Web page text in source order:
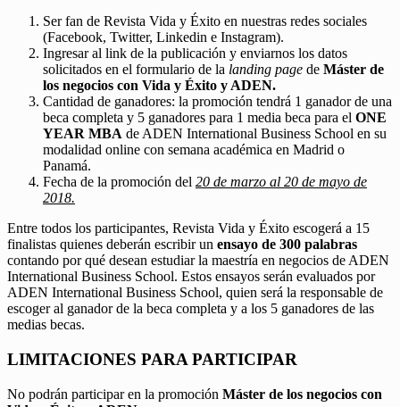
Ser fan de Revista Vida y Éxito en nuestras redes sociales
(Facebook, Twitter, Linkedin e Instagram).
Ingresar al link de la publicación y enviarnos los datos
solicitados en el formulario de la landing page de Máster de
los negocios con Vida y Éxito y ADEN.
Cantidad de ganadores: la promoción tendrá 1 ganador de una
beca completa y 5 ganadores para 1 media beca para el ONE
YEAR MBA de ADEN International Business School en su
modalidad online con semana académica en Madrid o
Panamá.
Fecha de la promoción del 20 de marzo al 20 de mayo de
2018.
Entre todos los participantes, Revista Vida y Éxito escogerá a 15
finalistas quienes deberán escribir un ensayo de 300 palabras
contando por qué desean estudiar la maestría en negocios de ADEN
International Business School. Estos ensayos serán evaluados por
ADEN International Business School, quien será la responsable de
escoger al ganador de la beca completa y a los 5 ganadores de las
medias becas.
LIMITACIONES PARA PARTICIPAR
No podrán participar en la promoción Máster de los negocios con